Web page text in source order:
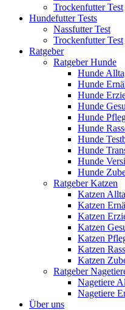
Trockenfutter Test
Hundefutter Tests
Nassfutter Test
Trockenfutter Test
Ratgeber
Ratgeber Hunde
Hunde
Hunde
Hunde
Hunde
Hunde
Hunde
Hunde
Hunde
Hunde
Hunde
Ratgeber Katzen
Katzen
Katzen
Katzen
Katzen
Katzen
Katzen
Katzen
Ratgeber
Nagetiere
Nagetiere
Über uns